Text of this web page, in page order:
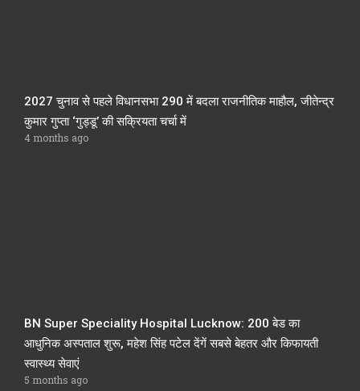
2027 चुनाव से पहले विधानसभा 290 में बदला राजनीतिक माहौल, जीतेन्द्र
कुमार गुप्ता ‘गुड्डू’ की सक्रियता चर्चा में
4 months ago
BN Super Speciality Hospital Lucknow: 200 बेड का
आधुनिक अस्पताल शुरू, महेश सिंह पटेल देंगें सबसे बेहतर और किफायती
स्वास्थ्य सेवाएं
5 months ago